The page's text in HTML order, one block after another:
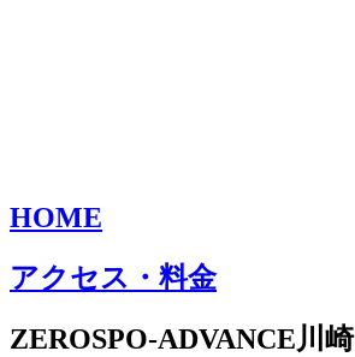
HOME
アクセス・料金
ZEROSPO-ADVANCE川崎